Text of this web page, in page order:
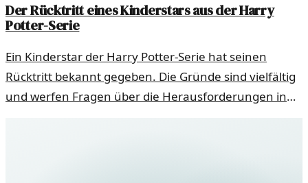
Der Rücktritt eines Kinderstars aus der Harry
Potter-Serie
Ein Kinderstar der Harry Potter-Serie hat seinen
Rücktritt bekannt gegeben. Die Gründe sind vielfältig
und werfen Fragen über die Herausforderungen in